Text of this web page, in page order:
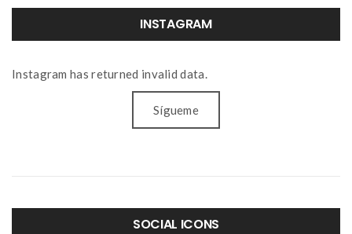
INSTAGRAM
Instagram has returned invalid data.
Sígueme
SOCIAL ICONS